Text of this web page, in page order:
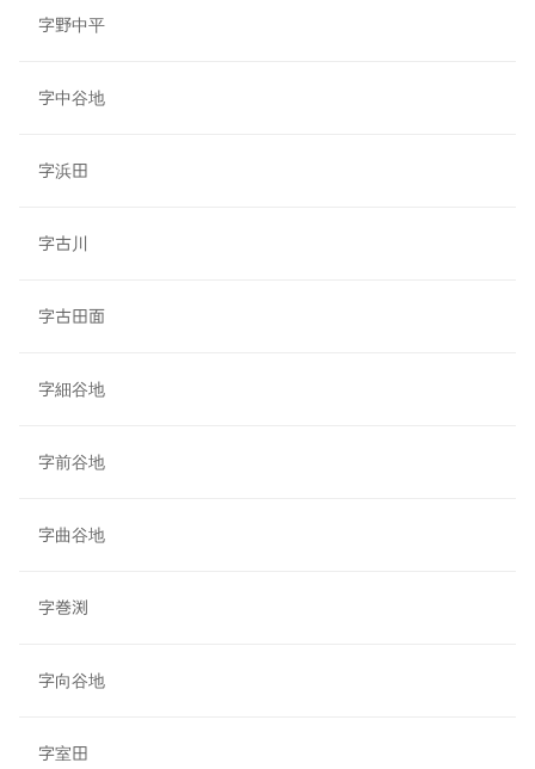
字野中平
字中谷地
字浜田
字古川
字古田面
字細谷地
字前谷地
字曲谷地
字巻渕
字向谷地
字室田